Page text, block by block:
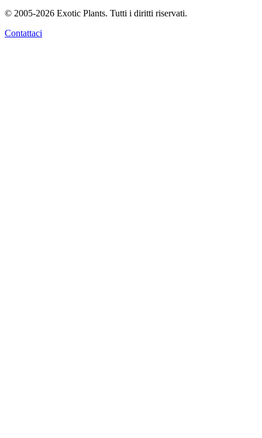
© 2005-2026 Exotic Plants. Tutti i diritti riservati.
Contattaci